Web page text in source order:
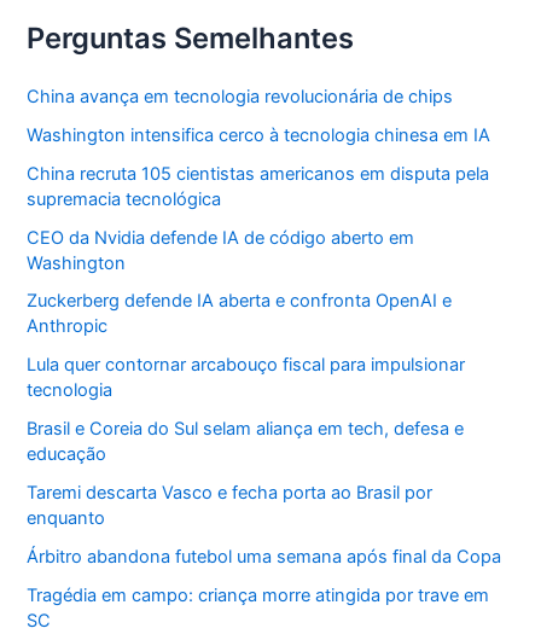
Perguntas Semelhantes
China avança em tecnologia revolucionária de chips
Washington intensifica cerco à tecnologia chinesa em IA
China recruta 105 cientistas americanos em disputa pela
supremacia tecnológica
CEO da Nvidia defende IA de código aberto em
Washington
Zuckerberg defende IA aberta e confronta OpenAI e
Anthropic
Lula quer contornar arcabouço fiscal para impulsionar
tecnologia
Brasil e Coreia do Sul selam aliança em tech, defesa e
educação
Taremi descarta Vasco e fecha porta ao Brasil por
enquanto
Árbitro abandona futebol uma semana após final da Copa
Tragédia em campo: criança morre atingida por trave em
SC